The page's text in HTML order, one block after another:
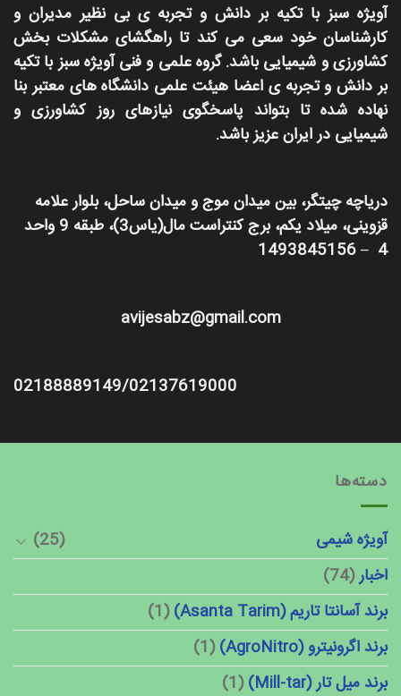
آویژه سبز با تکیه بر دانش و تجربه ی بی نظیر مدیران و
کارشناسان خود سعی می کند تا راهگشای مشکلات بخش
کشاورزی و شیمیایی باشد. گروه علمی و فنی آویژه سبز با تکیه
بر دانش و تجربه ی اعضا هیئت علمی دانشگاه های معتبر بنا
نهاده شده تا بتواند پاسخگوی نیازهای روز کشاورزی و
شیمیایی در ایران عزیز باشد.
دریاچه چیتگر، بین میدان موج و میدان ساحل، بلوار علامه
قزوینی، میلاد یکم، برج کنتراست مال(یاس3)، طبقه 9 واحد
4 – 1493845156
avijesabz@gmail.com
02188889149/02137619000
دسته‌ها
آویژه شیمی
(25)
اخبار(74)
برند آسانتا تاریم (Asanta Tarim)
(1)
برند اگرونیترو (AgroNitro)
(1)
برند میل تار (Mill-tar)
(1)